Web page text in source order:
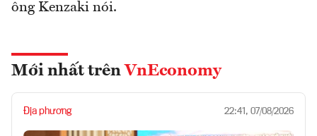
ông Kenzaki nói.
Mới nhất trên VnEconomy
Địa phương 22:41, 07/08/2026